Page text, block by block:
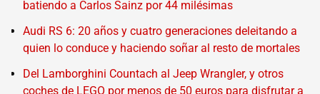
batiendo a Carlos Sainz por 44 milésimas
Audi RS 6: 20 años y cuatro generaciones deleitando a
quien lo conduce y haciendo soñar al resto de mortales
Del Lamborghini Countach al Jeep Wrangler, y otros
coches de LEGO por menos de 50 euros para disfrutar a